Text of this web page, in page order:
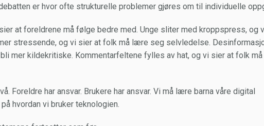
er hvor ofte strukturelle problemer gjøres om til individuelle
at foreldrene må følge bedre med. Unge sliter med kroppspress, og
stressende, og vi sier at folk må lære seg selvledelse.
mer kildekritiske. Kommentarfeltene fylles av hat, og vi sier at folk
Foreldre har ansvar. Brukere har ansvar. Vi må lære barna våre digital
hvordan vi bruker teknologien.